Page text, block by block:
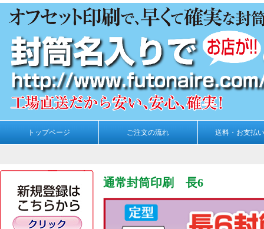
トップページ ご注文の流れ 送料・お支払
通常封筒印刷 長6